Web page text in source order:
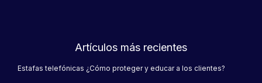
Coope San Marcos impulsa
mejoras en la atención de
Artículos más recientes
Estafas telefónicas ¿Cómo proteger y educar a los clientes?